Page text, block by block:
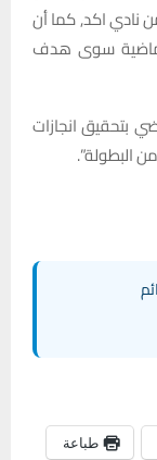
اللاعب (حسين كريم )برصيد ستة اهداف وهو من نادي اكد٫ كما أن
سوى هدف
بتحقيق انجازات
البطولة”.
طباعة